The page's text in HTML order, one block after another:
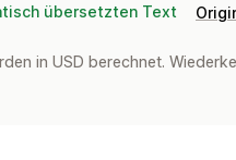
übersetzten Text
in USD berechnet.